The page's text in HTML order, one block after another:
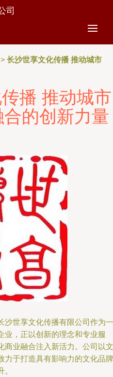
司
> 长沙世享文化传播 推动城市
播 推动城市
的创新力量
沙世享文化传播有限公司作为一
业，正以创新的理念和专业服
商业融合注入新活力。公司以文
力于打造具有影响力的文化品牌